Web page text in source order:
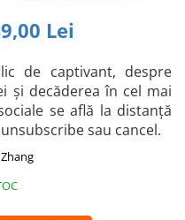
Lei
de captivant, despre
și decăderea în cel mai
se află la distanță
sau cancel.